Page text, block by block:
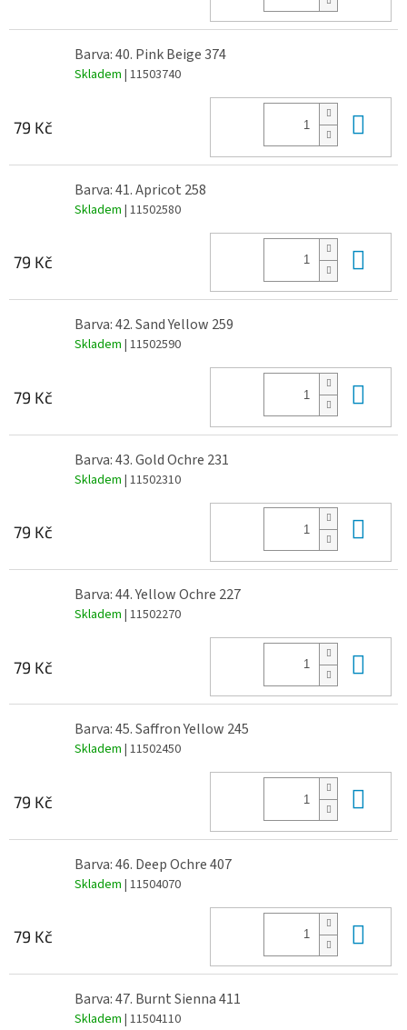
Barva: 40. Pink Beige 374
Skladem | 11503740
79 Kč
Barva: 41. Apricot 258
Skladem | 11502580
79 Kč
Barva: 42. Sand Yellow 259
Skladem | 11502590
79 Kč
Barva: 43. Gold Ochre 231
Skladem | 11502310
79 Kč
Barva: 44. Yellow Ochre 227
Skladem | 11502270
79 Kč
Barva: 45. Saffron Yellow 245
Skladem | 11502450
79 Kč
Barva: 46. Deep Ochre 407
Skladem | 11504070
79 Kč
Barva: 47. Burnt Sienna 411
Skladem | 11504110